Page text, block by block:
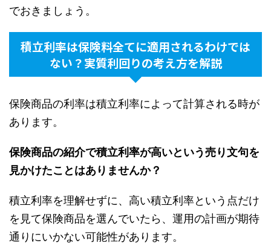
でおきましょう。
積立利率は保険料全てに適用されるわけでは
ない？実質利回りの考え方を解説
保険商品の利率は積立利率によって計算される時が
あります。
保険商品の紹介で積立利率が高いという売り文句を
見かけたことはありませんか？
積立利率を理解せずに、高い積立利率という点だけ
を見て保険商品を選んでいたら、運用の計画が期待
通りにいかない可能性があります。